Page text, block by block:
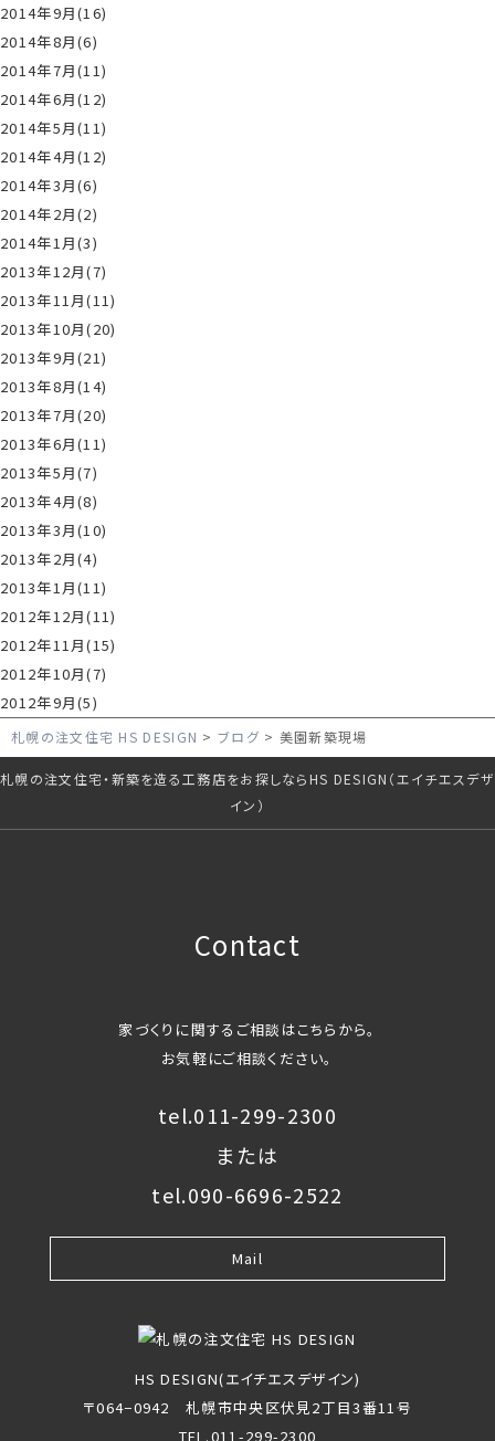
2014年9月(16)
2014年8月(6)
2014年7月(11)
2014年6月(12)
2014年5月(11)
2014年4月(12)
2014年3月(6)
2014年2月(2)
2014年1月(3)
2013年12月(7)
2013年11月(11)
2013年10月(20)
2013年9月(21)
2013年8月(14)
2013年7月(20)
2013年6月(11)
2013年5月(7)
2013年4月(8)
2013年3月(10)
2013年2月(4)
2013年1月(11)
2012年12月(11)
2012年11月(15)
2012年10月(7)
2012年9月(5)
札幌の注文住宅 HS DESIGN ブログ 美園新築現場
札幌の注文住宅・新築を造る工務店をお探しならHS DESIGN（エイチエスデザ
イン）
Contact
家づくりに関するご相談はこちらから。
お気軽にご相談ください。
tel.011-299-2300
または
tel.090-6696-2522
Mail
HS DESIGN(エイチエスデザイン)
〒064−0942 札幌市中央区伏見2丁目3番11号
TEL.011-299-2300